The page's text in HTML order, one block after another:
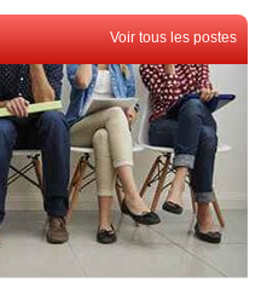
Voir tous les postes